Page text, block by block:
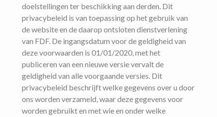
doelstellingen ter beschikking aan derden. Dit
privacybeleid is van toepassing op het gebruik van
de website en de daarop ontsloten dienstverlening
van FDF. De ingangsdatum voor de geldigheid van
deze voorwaarden is 01/01/2020, met het
publiceren van een nieuwe versie vervalt de
geldigheid van alle voorgaande versies. Dit
privacybeleid beschrijft welke gegevens over u door
ons worden verzameld, waar deze gegevens voor
worden gebruikt en met wie en onder welke